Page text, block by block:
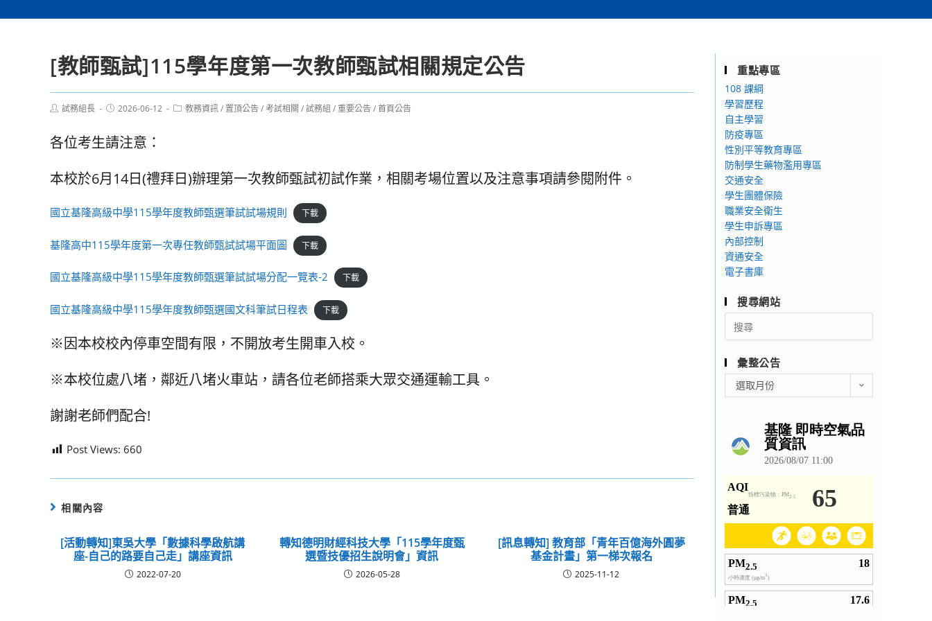
[教師甄試]115學年度第一次教師甄試相關規定公告
Post試務組長
Post2026-06-12
Post教務資訊/ 置頂公告/考試相關 /試務組 /重要公告/首頁公告
各位考生請注意：
本校於6月14日(禮拜日)辦理第一次教師甄試初試作業，相關考場位置以及注意事項請參閱附件。
國立基隆高級中學115學年度教師甄選筆試試場規則 下載
基隆高中115學年度第一次專任教師甄試試場平面圖 下載
國立基隆高級中學115學年度教師甄選筆試試場分配一覽表-2 下載
國立基隆高級中學115學年度教師甄選國文科筆試日程表 下載
※因本校校內停車空間有限，不開放考生開車入校。
※本校位處八堵，鄰近八堵火車站，請各位老師搭乘大眾交通運輸工具。
謝謝老師們配合!
Post Views: 660
相關內容
[活動轉知]東吳大學「數據科學啟航講
座-自己的路要自己走」講座資訊
2022-07-20
轉知德明財經科技大學「115學年度甄
選暨技優招生說明會」資訊
2026-05-28
[訊息轉知] 教育部「青年百億海外圓夢
基金計畫」第一梯次報名
2025-11-12
重點專區
108 課綱
學習歷程
自主學習
防疫專區
性別平等教育專區
防制學生藥物濫用專區
交通安全
學生團體保險
職業安全衛生
學生申訴專區
內部控制
資通安全
電子書庫
搜尋網站
Search
for:
彙整公告
整
選取月份